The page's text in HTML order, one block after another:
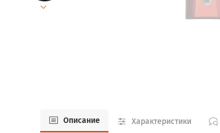
Описание Характеристики